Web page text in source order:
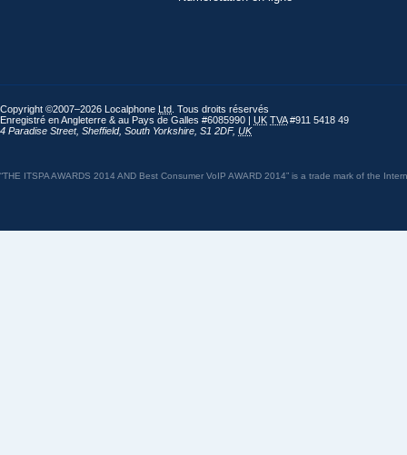
Copyright ©2007–2026 Localphone Ltd . Tous droits réservés
Enregistré en Angleterre & au Pays de Galles #6085990 | UK TVA#911 5418 49
4 Paradise Street, Sheffield, South Yorkshire S1 2DF, UK
“THE ITSPA AWARDS 2014 AND Best Consumer VoIP AWARD 2014” is a trade mark of the